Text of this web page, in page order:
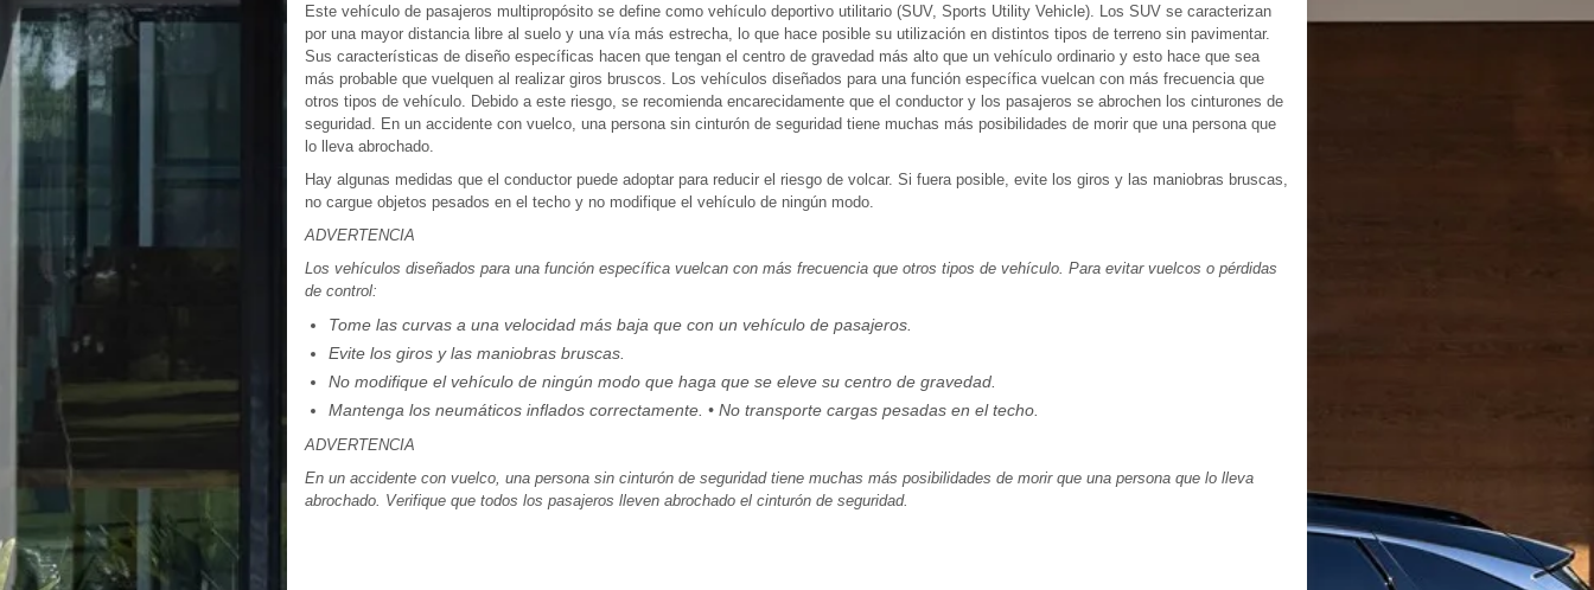
Este vehículo de pasajeros multipropósito se define como vehículo deportivo utilitario (SUV, Sports Utility Vehicle). Los SUV se caracterizan
por una mayor distancia libre al suelo y una vía más estrecha, lo que hace posible su utilización en distintos tipos de terreno sin pavimentar.
Sus características de diseño específicas hacen que tengan el centro de gravedad más alto que un vehículo ordinario y esto hace que sea
más probable que vuelquen al realizar giros bruscos. Los vehículos diseñados para una función específica vuelcan con más frecuencia que
otros tipos de vehículo. Debido a este riesgo, se recomienda encarecidamente que el conductor y los pasajeros se abrochen los cinturones de
seguridad. En un accidente con vuelco, una persona sin cinturón de seguridad tiene muchas más posibilidades de morir que una persona que
lo lleva abrochado.
Hay algunas medidas que el conductor puede adoptar para reducir el riesgo de volcar. Si fuera posible, evite los giros y las maniobras bruscas,
no cargue objetos pesados en el techo y no modifique el vehículo de ningún modo.
ADVERTENCIA
Los vehículos diseñados para una función específica vuelcan con más frecuencia que otros tipos de vehículo. Para evitar vuelcos o pérdidas
de control:
Tome las curvas a una velocidad más baja que con un vehículo de pasajeros.
Evite los giros y las maniobras bruscas.
No modifique el vehículo de ningún modo que haga que se eleve su centro de gravedad.
Mantenga los neumáticos inflados correctamente. • No transporte cargas pesadas en el techo.
ADVERTENCIA
En un accidente con vuelco, una persona sin cinturón de seguridad tiene muchas más posibilidades de morir que una persona que lo lleva
abrochado. Verifique que todos los pasajeros lleven abrochado el cinturón de seguridad.